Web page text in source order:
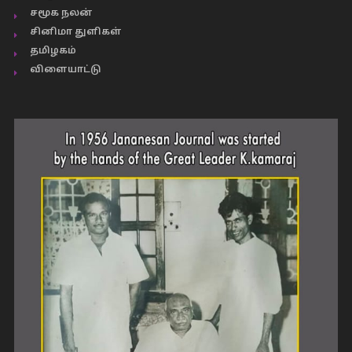
சமூக நலன்
சினிமா துளிகள்
தமிழகம்
விளையாட்டு